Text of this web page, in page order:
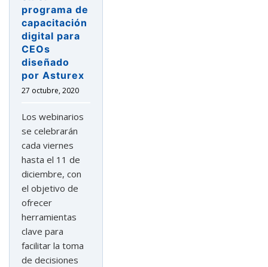
programa de
capacitación
digital para
CEOs
diseñado
por Asturex
27 octubre, 2020
Los webinarios
se celebrarán
cada viernes
hasta el 11 de
diciembre, con
el objetivo de
ofrecer
herramientas
clave para
facilitar la toma
de decisiones